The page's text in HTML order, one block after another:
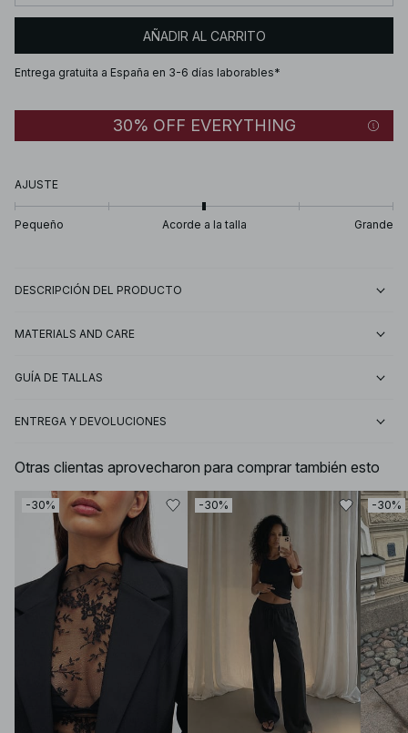
AÑADIR AL CARRITO
Entrega gratuita a España en 3-6 días laborables*
30% OFF EVERYTHING
AJUSTE
Pequeño Acorde a la talla Grande
DESCRIPCIÓN DEL PRODUCTO
MATERIALS AND CARE
GUÍA DE TALLAS
ENTREGA Y DEVOLUCIONES
Otras clientas aprovecharon para comprar también esto
-30% -30% -30%